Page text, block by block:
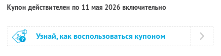
Купон действителен по 11 мая 2026 включительно
Узнай, как воспользоваться купоном